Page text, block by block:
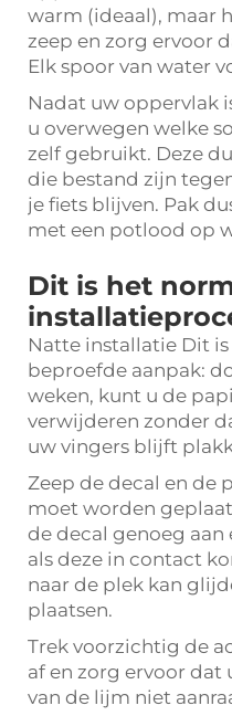
warm (ideaal), maar
zeep en zorg ervoor
Elk spoor van water
Nadat uw oppervlak
u overwegen welke
zelf gebruikt. Deze
die bestand zijn
je fiets blijven. Pak
met een potlood op
Dit is het
Natte installatie Dit is
beproefde aanpak:
weken, kunt u de
verwijderen zonder
uw vingers blijft
Zeep de decal en de
moet worden
de decal genoeg aan
als deze in contact
naar de plek kan
plaatsen.
Trek voorzichtig de
af en zorg ervoor dat
van de lijm niet